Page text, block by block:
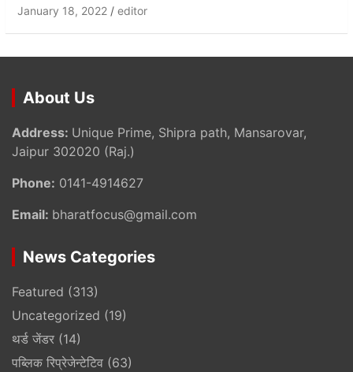
January 18, 2022 editor
About Us
Address: Unique Prime, Shipra path, Mansarovar,
Jaipur 302020 (Raj.)
Phone: 0141-4914627
Email: bharatfocus@gmail.com
News Categories
Featured (313)
Uncategorized (19)
थर्ड जेंडर (14)
पब्लिक रिप्रेजेन्टेटिव (63)